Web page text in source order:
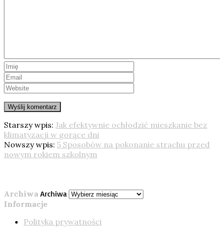
Starszy wpis: Jak efektywnie ochłodzić mieszkanie bez
klimatyzacji w gorące dni
Nowszy wpis: 5 Sposobów na pokonanie strachu przed
nowym rokiem szkolnym
Archiwa Archiwa
Informacje
Polityka prywatności